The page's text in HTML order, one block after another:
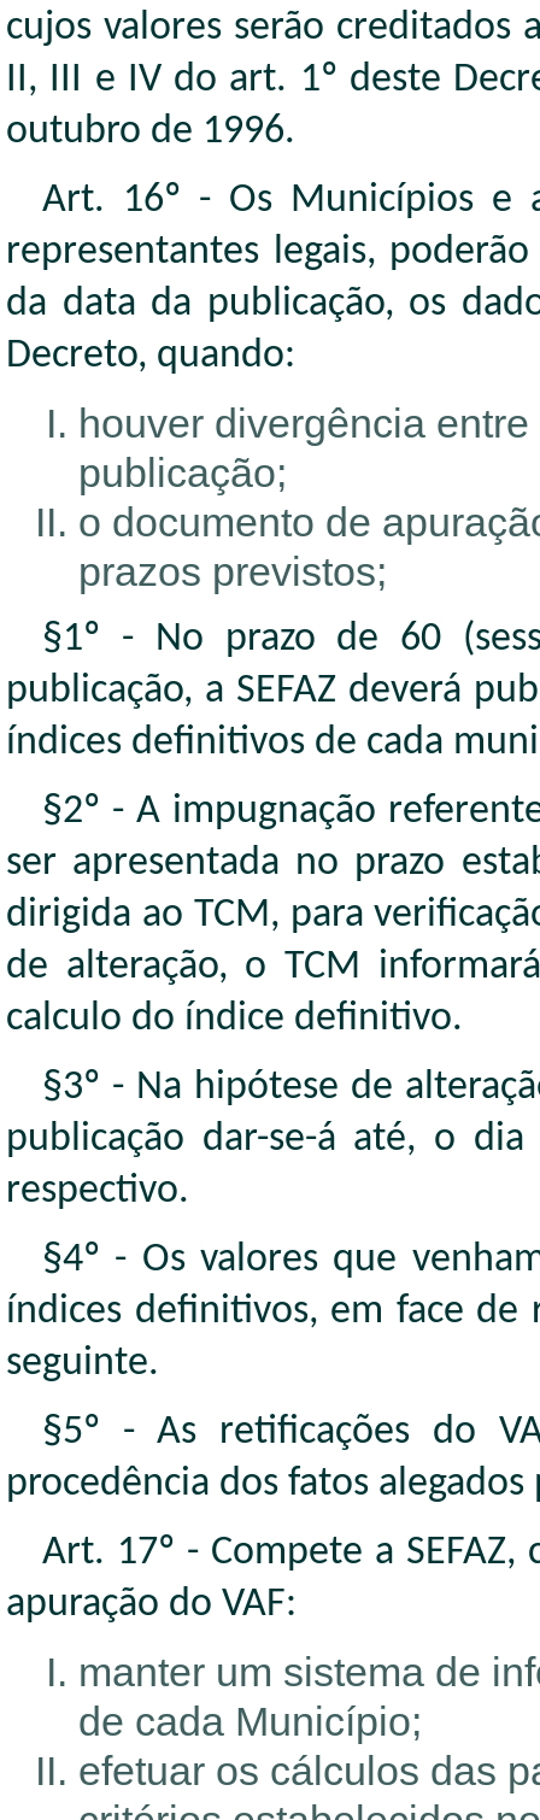
cujos valores serão creditados
II, III e IV do art. 1º deste
outubro de 1996.
Art. 16º - Os Municípios e
representantes legais,
da data da publicação, os
Decreto, quando:
houver divergência
publicação;
o documento de
prazos previstos;
§1º - No prazo de 60
publicação, a SEFAZ deverá
índices definitivos de cada
§2º - A impugnação
ser apresentada no prazo
dirigida ao TCM, para
de alteração, o TCM
calculo do índice definitivo.
§3º - Na hipótese de
publicação dar-se-á até, o
respectivo.
§4º - Os valores que
índices definitivos, em face de
seguinte.
§5º - As retificações do
procedência dos fatos
Art. 17º - Compete a
apuração do VAF:
manter um sistema de
de cada Município;
efetuar os cálculos das